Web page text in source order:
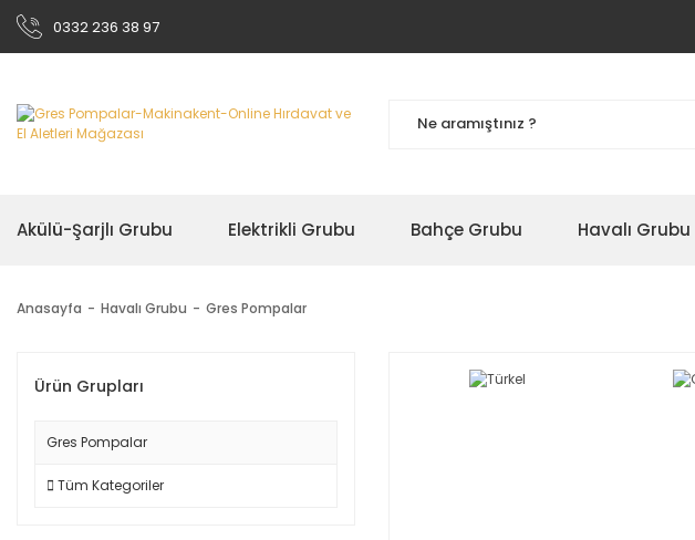
0332 236 38 97
Akülü-Şarjlı Grubu Elektrikli Grubu Bahçe Grubu Havalı Grubu
Anasayfa Havalı Grubu Gres Pompalar
Ürün Grupları
Gres Pompalar
Tüm Kategoriler